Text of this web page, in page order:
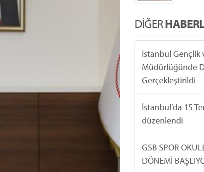
DİĞER
İstanbul Gençlik
Müdürlüğünde
Gerçekleştirildi
İstanbul’da 15
düzenlendi
GSB SPOR
DÖNEMİ